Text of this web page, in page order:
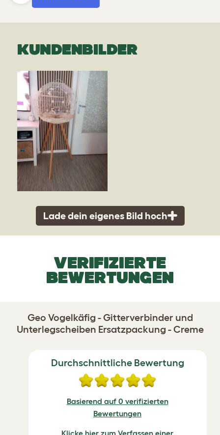
KUNDENBILDER
Lade dein eigenes Bild hoch
VERIFIZIERTE
BEWERTUNGEN
Geo Vogelkäfig - Gitterverbinder und
Unterlegscheiben Ersatzpackung - Creme
Durchschnittliche Bewertung
Basierend auf 0 verifizierten
Bewertungen
Klicke hier zum Verfassen einer